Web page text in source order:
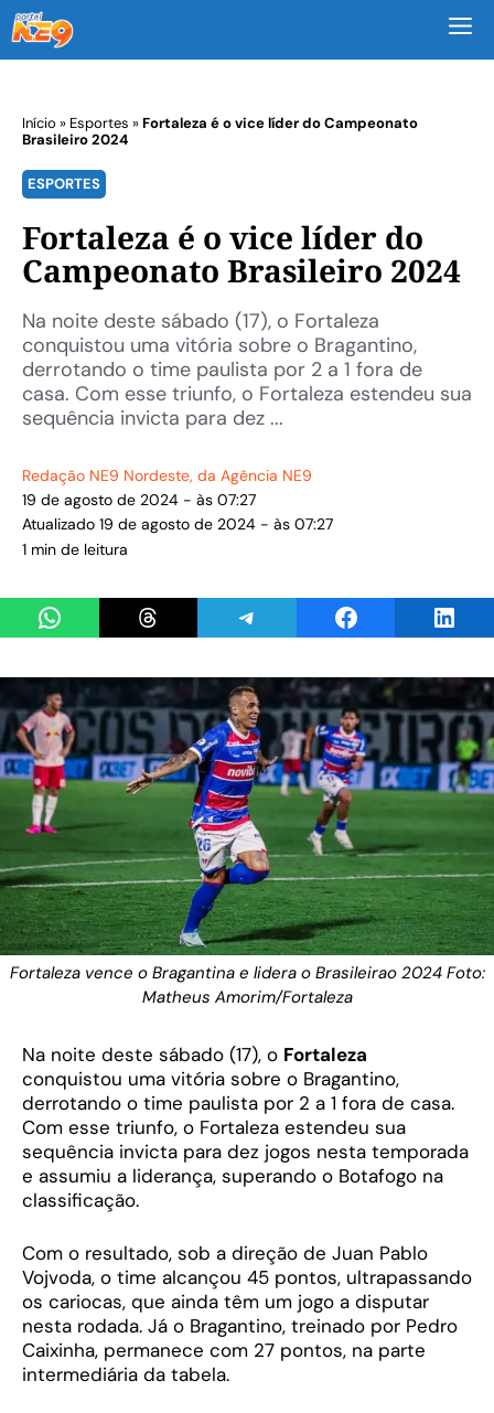
Início » Esportes »Fortaleza é o vice líder do Campeonato
Brasileiro 2024
ESPORTES
Fortaleza é o vice líder do
Campeonato Brasileiro 2024
Na noite deste sábado (17), o Fortaleza
conquistou uma vitória sobre o Bragantino,
derrotando o time paulista por 2 a 1 fora de
casa. Com esse triunfo, o Fortaleza estendeu sua
sequência invicta para dez ...
Redação NE9 Nordeste, da Agência NE9
19 de agosto de 2024 - às 07:27
Atualizado 19 de agosto de 2024 - às 07:27
1 min de leitura
Share on WhatsAppShare on ThreadsShare on TelegramShare on Facebook
Fortaleza vence o Bragantina e lidera o Brasileirao 2024 Foto:
Matheus Amorim/Fortaleza
Na noite deste sábado (17), o Fortaleza
conquistou uma vitória sobre o Bragantino,
derrotando o time paulista por 2 a 1 fora de casa.
Com esse triunfo, o Fortaleza estendeu sua
sequência invicta para dez jogos nesta temporada
e assumiu a liderança, superando o Botafogo na
classificação.
Com o resultado, sob a direção de Juan Pablo
Vojvoda, o time alcançou 45 pontos, ultrapassando
os cariocas, que ainda têm um jogo a disputar
nesta rodada. Já o Bragantino, treinado por Pedro
Caixinha, permanece com 27 pontos, na parte
intermediária da tabela.